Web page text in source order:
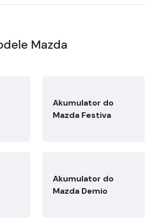
Mazda
Akumulator do
Mazda Festiva
Akumulator do
Mazda Demio